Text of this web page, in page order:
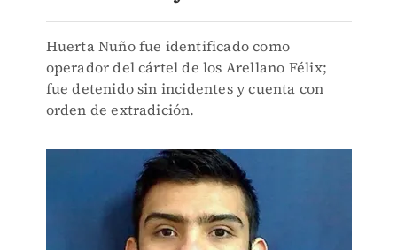
Huerta Nuño fue identificado como
operador del cártel de los Arellano Félix;
fue detenido sin incidentes y cuenta con
orden de extradición.